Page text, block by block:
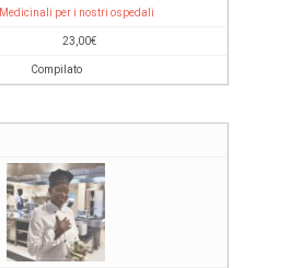
Medicinali per i nostri ospedali
23,00€
Compilato